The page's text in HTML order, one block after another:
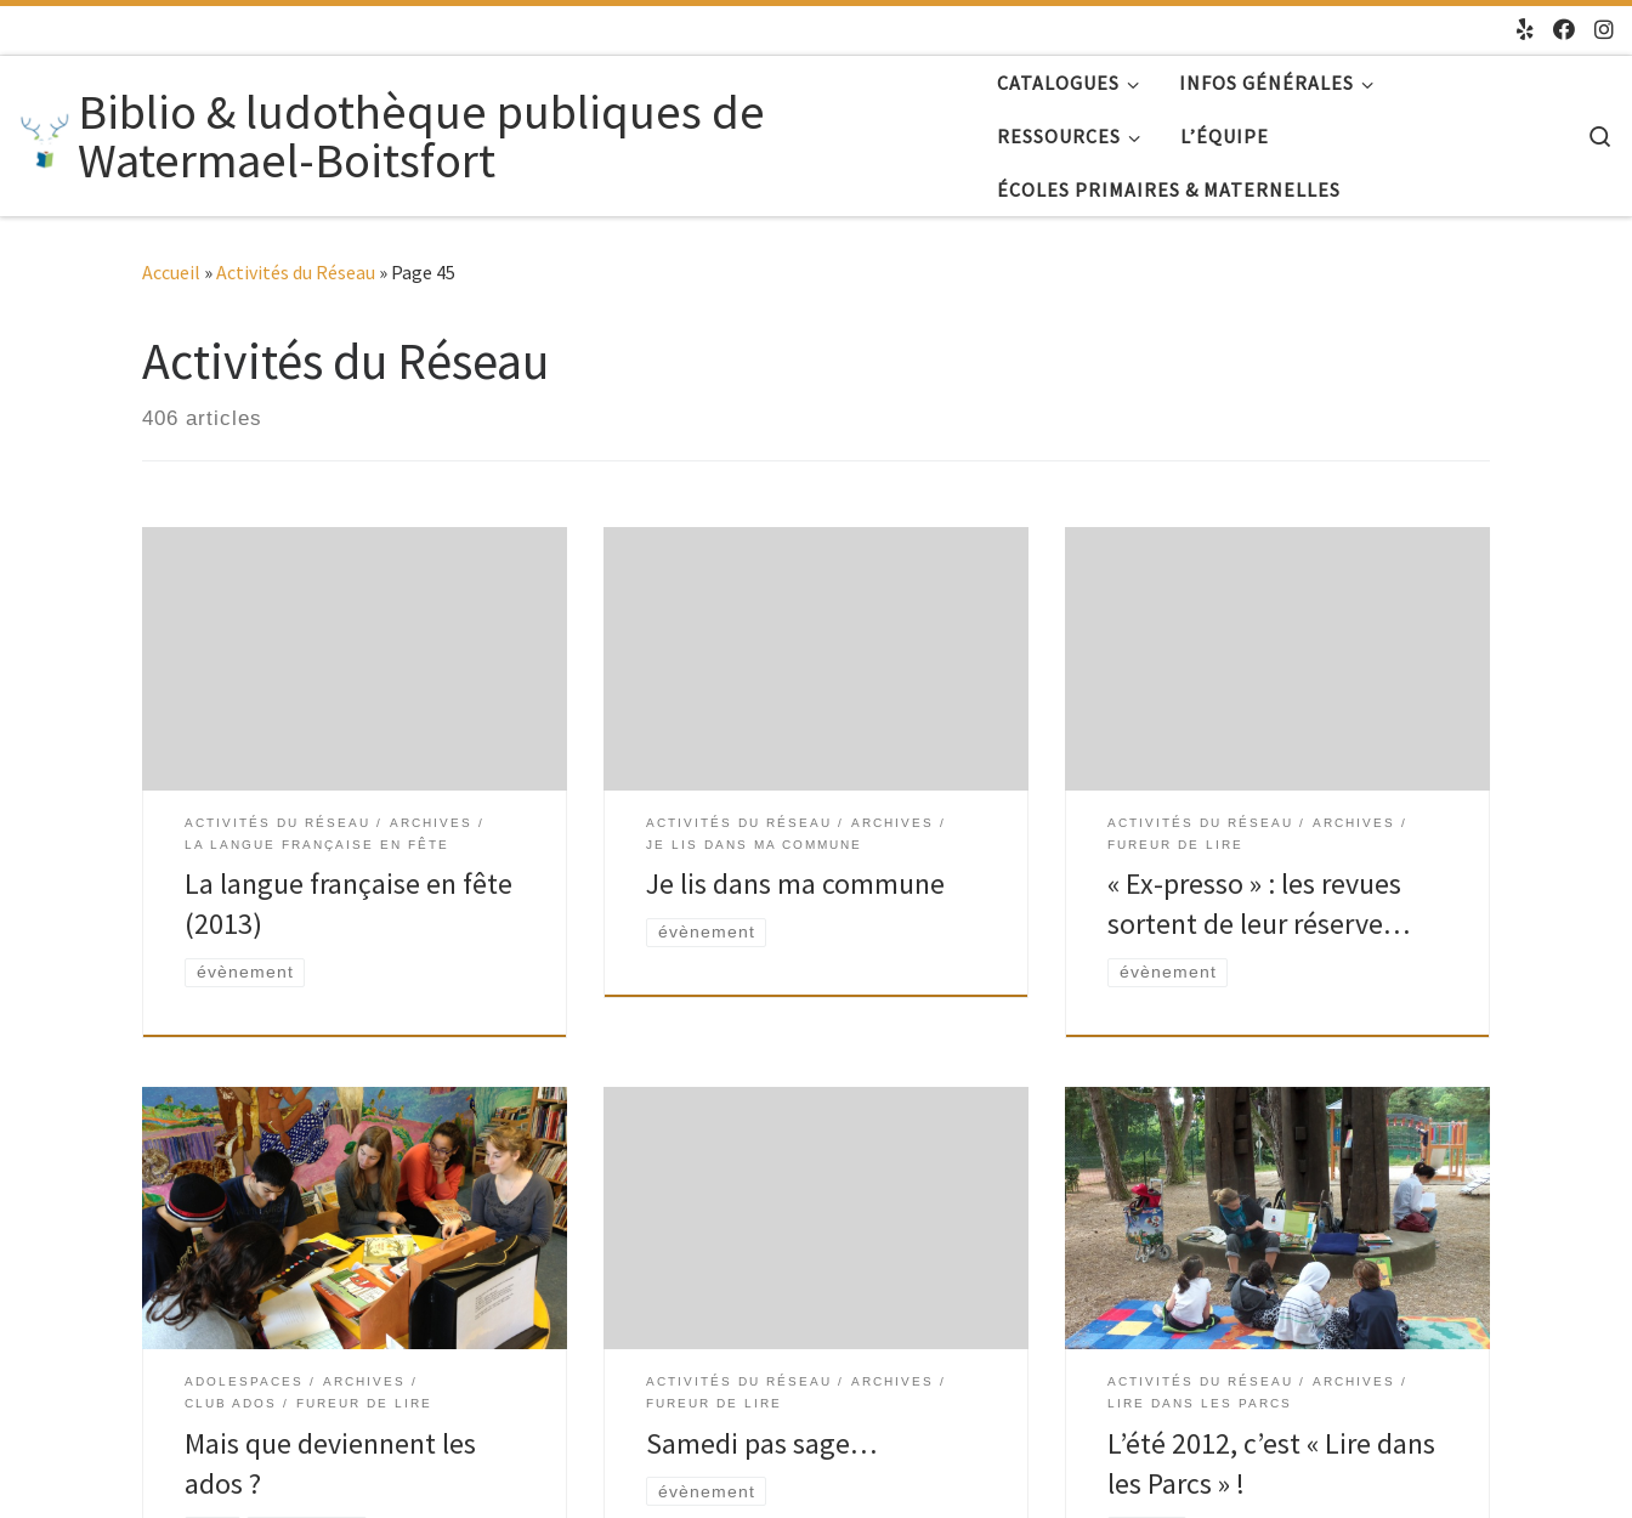
Biblio & ludothèque publiques de
Watermael-Boitsfort
CATALOGUES INFOS GÉNÉRALES
RESSOURCES L’ÉQUIPE
ÉCOLES PRIMAIRES & MATERNELLES
Accueil »Activités du Réseau » Page 45
Activités du Réseau
406 articles
ACTIVITÉS DU RÉSEAU
ARCHIVES
LA LANGUE FRANÇAISE EN FÊTE
La langue française en fête
(2013)
évènement
ACTIVITÉS DU RÉSEAU
ARCHIVES
JE LIS DANS MA COMMUNE
Je lis dans ma commune
évènement
ACTIVITÉS DU RÉSEAU
ARCHIVES
FUREUR DE LIRE
« Ex-presso » : les revues
sortent de leur réserve…
évènement
Savez-vous que depuis la fin du mois d’août les
adolescents s’investissent dans divers projets
au sein du réseau des bibliothèques et
ludothèques de Watermael-Boitsfort ? Non?
Alors laissez-moi donc vous […]
ADOLESPACES
ARCHIVES
CLUB ADOS
FUREUR DE LIRE
Mais que deviennent les
ados ?
ACTIVITÉS DU RÉSEAU
ARCHIVES
FUREUR DE LIRE
Samedi pas sage…
évènement
On dit souvent : «l’été, ce n’est plus ce que
c’était… Il pleut, il fait froid… » mais… tous les
jeudis des vacances d’été, un bibliothécaire et un
animateur étaient au rendez-vous […]
ACTIVITÉS DU RÉSEAU
ARCHIVES
LIRE DANS LES PARCS
L’été 2012, c’est « Lire dans
les Parcs » !